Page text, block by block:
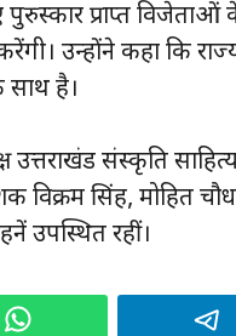
पुरुस्कार प्राप्त
उन्होंने कहा कि
साथ है।
उत्तराखंड संस्कृति
विक्रम सिंह, मोहित
उपस्थित रहीं।